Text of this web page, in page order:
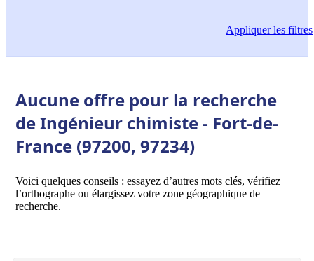
Appliquerles filtres
Aucune offre pour la recherche
de Ingénieur chimiste - Fort-de-
France (97200, 97234)
Voici quelques conseils : essayez d’autres mots clés, vérifiez
l’orthographe ou élargissez votre zone géographique de
recherche.